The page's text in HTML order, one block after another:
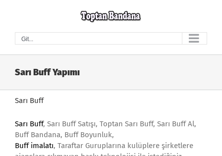
Git...
Sarı Buff Yapımı
Sarı Buff
Sarı Buff, Sarı Buff Satışı, Toptan Sarı Buff, Sarı Buff Al,
Buff Bandana, Buff Boyunluk,
Buff imalatı, Taraftar Guruplarına kulüplere şirketlere